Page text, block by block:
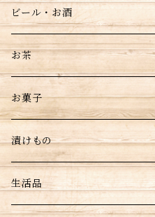
ビール・お酒
お茶
お菓子
漬けもの
生活品